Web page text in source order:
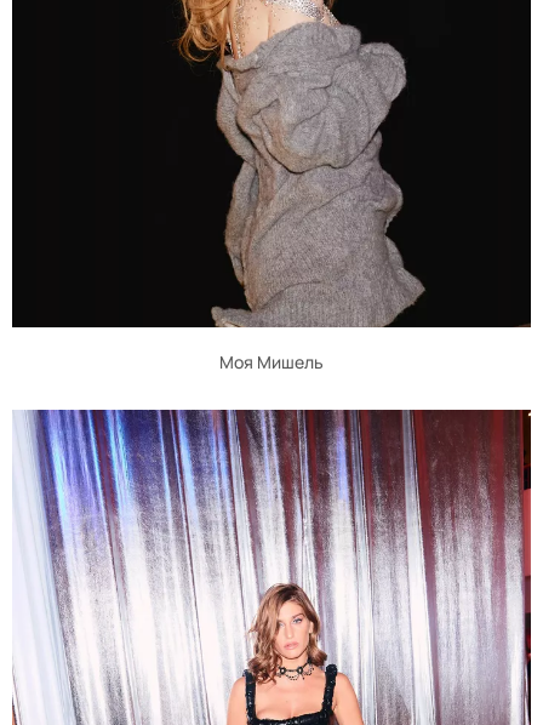
Моя Мишель